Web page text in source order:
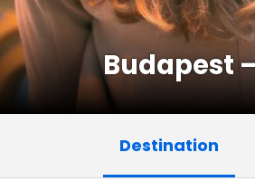
Budapest
Destination